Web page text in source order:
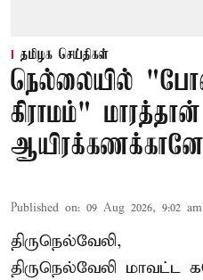
தமிழக செய்திகள்
நெல்லையில்
கிராமம்"
Published on: 09 Aug 2026, 9:02 am
திருநெல்வேலி,
திருநெல்வேலி மாவட்ட